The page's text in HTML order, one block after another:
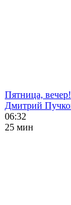
Пятница, вечер!
Дмитрий
06:32
25 мин